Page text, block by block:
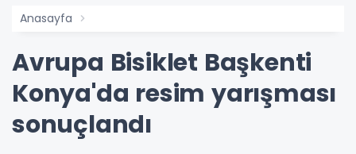
Anasayfa
Avrupa Bisiklet Başkenti
Konya'da resim yarışması
sonuçlandı